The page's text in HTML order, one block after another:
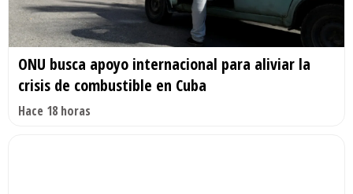
ONU busca apoyo internacional para aliviar la
crisis de combustible en Cuba
Hace 18 horas